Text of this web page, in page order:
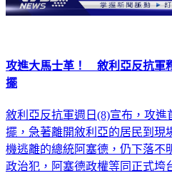
攻進大馬士革！ 敘利亞反抗軍
擺
敘利亞反抗軍週日(8)宣布，攻
擺，急著離開敘利亞的居民到現
機逃離的總統阿塞德，仍下落不
政治犯，阿塞德政權等同正式垮